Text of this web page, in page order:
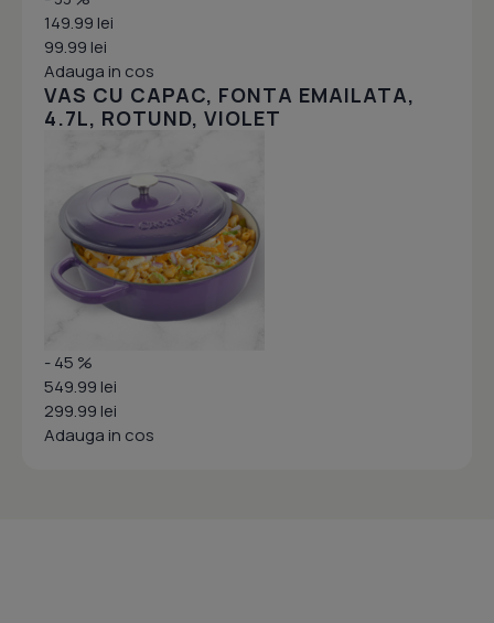
149.99 lei
99.99 lei
Adauga in cos
VAS CU CAPAC, FONTA EMAILATA,
4.7L, ROTUND, VIOLET
- 45 %
549.99 lei
299.99 lei
Adauga in cos